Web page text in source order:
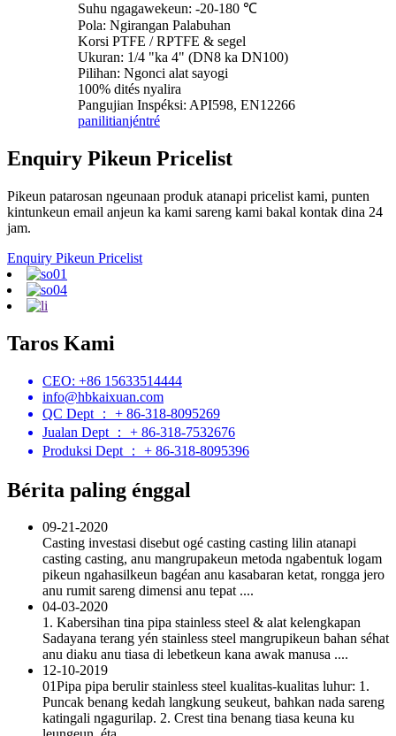
Suhu ngagawekeun: -20-180 ℃
Pola: Ngirangan Palabuhan
Korsi PTFE / RPTFE & segel
Ukuran: 1/4 "ka 4" (DN8 ka DN100)
Pilihan: Ngonci alat sayogi
100% dités nyalira
Pangujian Inspéksi: API598, EN12266
panilitianjéntré
Enquiry Pikeun Pricelist
Pikeun patarosan ngeunaan produk atanapi pricelist kami, punten
kintunkeun email anjeun ka kami sareng kami bakal kontak dina 24
jam.
Enquiry Pikeun Pricelist
Taros Kami
CEO: +86 15633514444
info@hbkaixuan.com
QC Dept ： + 86-318-8095269
Jualan Dept ： + 86-318-7532676
Produksi Dept ： + 86-318-8095396
Bérita paling énggal
09-21-2020
Casting investasi disebut ogé casting casting lilin atanapi
casting casting, anu mangrupakeun metoda ngabentuk logam
pikeun ngahasilkeun bagéan anu kasabaran ketat, rongga jero
anu rumit sareng dimensi anu tepat ....
04-03-2020
1. Kabersihan tina pipa stainless steel & alat kelengkapan
Sadayana terang yén stainless steel mangrupikeun bahan séhat
anu diaku anu tiasa di lebetkeun kana awak manusa ....
12-10-2019
01Pipa pipa berulir stainless steel kualitas-kualitas luhur: 1.
Puncak benang kedah langkung seukeut, bahkan nada sareng
katingali ngagurilap. 2. Crest tina benang tiasa keuna ku